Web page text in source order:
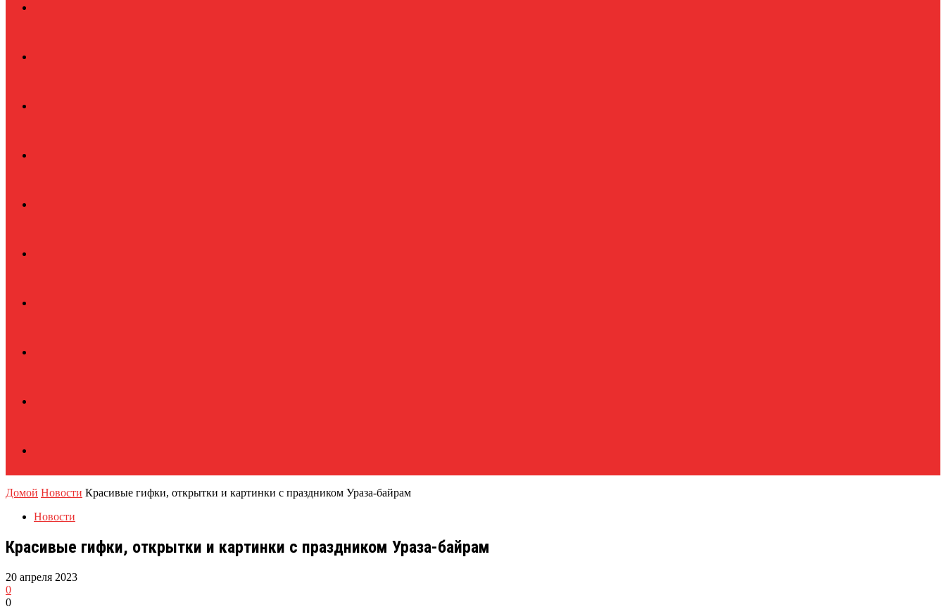
Домой Новости Красивые гифки, открытки и картинки с праздником Ураза-байрам
Новости
Красивые гифки, открытки и картинки с праздником Ураза-байрам
20 апреля 2023
0
0